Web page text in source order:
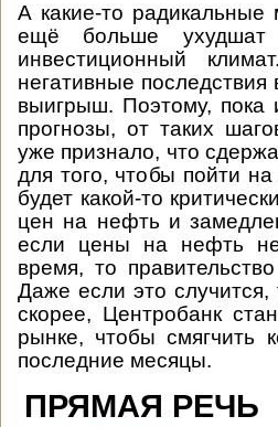
А какие-то
ещё больше ухудшат
инвестиционный
негативные
выигрыш. Поэтому, пока
прогнозы, от таких
уже признало, что
для того, чтобы пойти
будет какой-то
цен на нефть и
если цены на нефть
время, то
Даже если это
скорее, Центробанк
рынке, чтобы смягчить
последние месяцы.
ПРЯМАЯ РЕЧЬ